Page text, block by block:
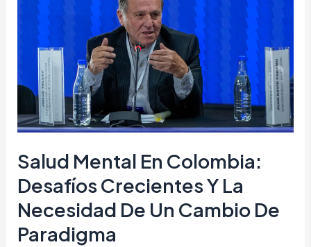
Salud Mental En Colombia:
Desafíos Crecientes Y La
Necesidad De Un Cambio De
Paradigma
mental
Colombia:
desafíos
crecientes
y
la
necesidad
un
cambio
de